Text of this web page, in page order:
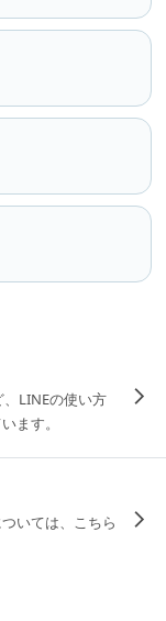
LINEの使い方
ます。
いては、こちら